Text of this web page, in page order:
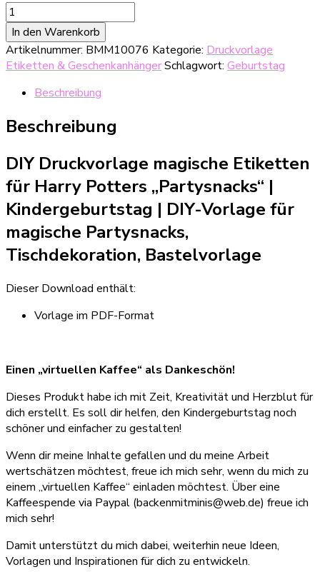
DIY
Druckvorlage
magische
Etiketten
für
Harry
"Partysnacks"
Menge
In den Warenkorb
Artikelnummer: BMM10076 Kategorie: Druckvorlage
Etiketten & GeschenkanhängerSchlagwort: Geburtstag
Beschreibung
Beschreibung
DIY Druckvorlage magische Etiketten
für Harry Potters „Partysnacks“ |
Kindergeburtstag | DIY-Vorlage für
magische Partysnacks,
Tischdekoration, Bastelvorlage
Dieser Download enthält:
Vorlage im PDF-Format
Einen „virtuellen Kaffee“ als Dankeschön!
Dieses Produkt habe ich mit Zeit, Kreativität und Herzblut für
dich erstellt. Es soll dir helfen, den Kindergeburtstag noch
schöner und einfacher zu gestalten!
Wenn dir meine Inhalte gefallen und du meine Arbeit
wertschätzen möchtest, freue ich mich sehr, wenn du mich zu
einem „virtuellen Kaffee“ einladen möchtest. Über eine
Kaffeespende via Paypal (backenmitminis@web.de) freue ich
mich sehr!
Damit unterstützt du mich dabei, weiterhin neue Ideen,
Vorlagen und Inspirationen für dich zu entwickeln.